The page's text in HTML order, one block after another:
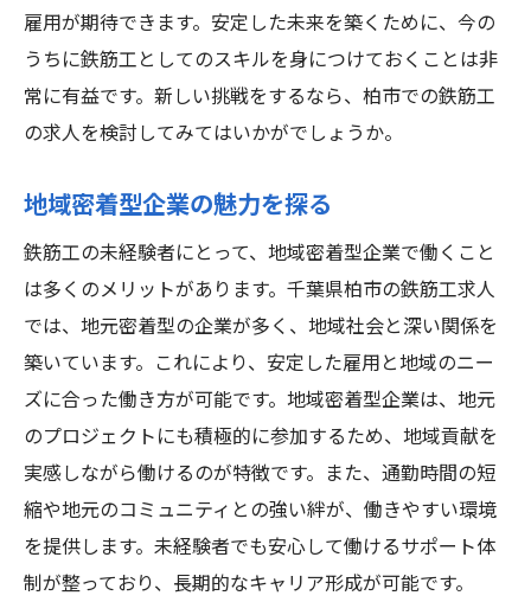
雇用が期待できます。安定した未来を築くために、今の
うちに鉄筋工としてのスキルを身につけておくことは非
常に有益です。新しい挑戦をするなら、柏市での鉄筋工
の求人を検討してみてはいかがでしょうか。
地域密着型企業の魅力を探る
鉄筋工の未経験者にとって、地域密着型企業で働くこと
は多くのメリットがあります。千葉県柏市の鉄筋工求人
では、地元密着型の企業が多く、地域社会と深い関係を
築いています。これにより、安定した雇用と地域のニー
ズに合った働き方が可能です。地域密着型企業は、地元
のプロジェクトにも積極的に参加するため、地域貢献を
実感しながら働けるのが特徴です。また、通勤時間の短
縮や地元のコミュニティとの強い絆が、働きやすい環境
を提供します。未経験者でも安心して働けるサポート体
制が整っており、長期的なキャリア形成が可能です。